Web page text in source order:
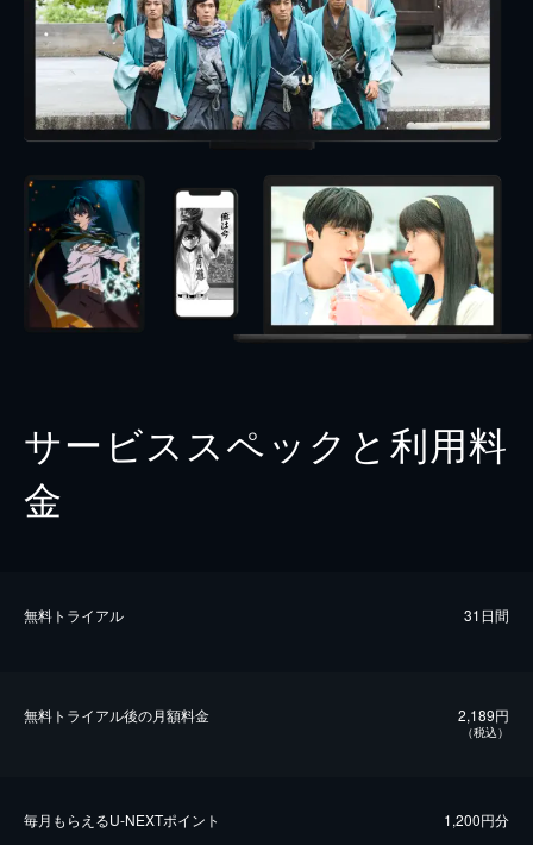
サービススペックと利用料
金
無料トライアル 31日間
無料トライアル後の⽉額料金 2,189円
（税込）
毎⽉もらえるU-NEXTポイント 1,200円分